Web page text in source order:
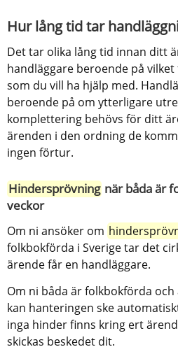
Hur lång tid tar
Det tar olika lång tid innan ditt
handläggare beroende på
som du vill ha hjälp med.
beroende på om ytterligare
komplettering behövs för ditt
ärenden i den ordning de
ingen förtur.
Hindersprövning när båda är
veckor
Om ni ansöker om
folkbokförda i Sverige tar det
ärende får en handläggare.
Om ni båda är folkbokförda
kan hanteringen ske
inga hinder finns kring ert
skickas beskedet dit.